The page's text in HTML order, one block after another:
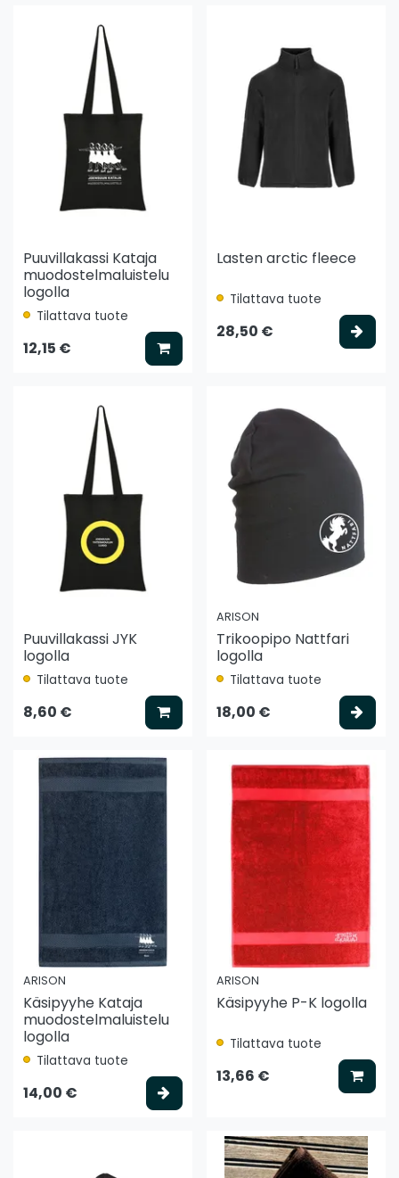
Puuvillakassi Kataja
muodostelmaluistelu
logolla
Tilattava tuote
12,15 € Lisää koriin
Lasten arctic fleece
Tilattava tuote
28,50 €
Puuvillakassi JYK
logolla
Tilattava tuote
8,60 € Lisää koriin
ARISON
Trikoopipo Nattfari
logolla
Tilattava tuote
18,00 €
ARISON
Käsipyyhe Kataja
muodostelmaluistelu
logolla
Tilattava tuote
14,00 €
ARISON
Käsipyyhe P-K logolla
Tilattava tuote
13,66 €